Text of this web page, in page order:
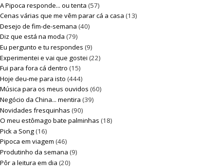
A Pipoca responde... ou tenta (57)
Cenas várias que me vêm parar cá a casa (13)
Desejo de fim-de-semana (40)
Diz que está na moda (79)
Eu pergunto e tu respondes (9)
Experimentei e vai que gostei (22)
Fui para fora cá dentro (15)
Hoje deu-me para isto (444)
Música para os meus ouvidos (60)
Negócio da China... mentira (39)
Novidades fresquinhas (90)
O meu estômago bate palminhas (18)
Pick a Song(16)
Pipoca em viagem (46)
Produtinho da semana (9)
Pôr a leitura em dia (20)